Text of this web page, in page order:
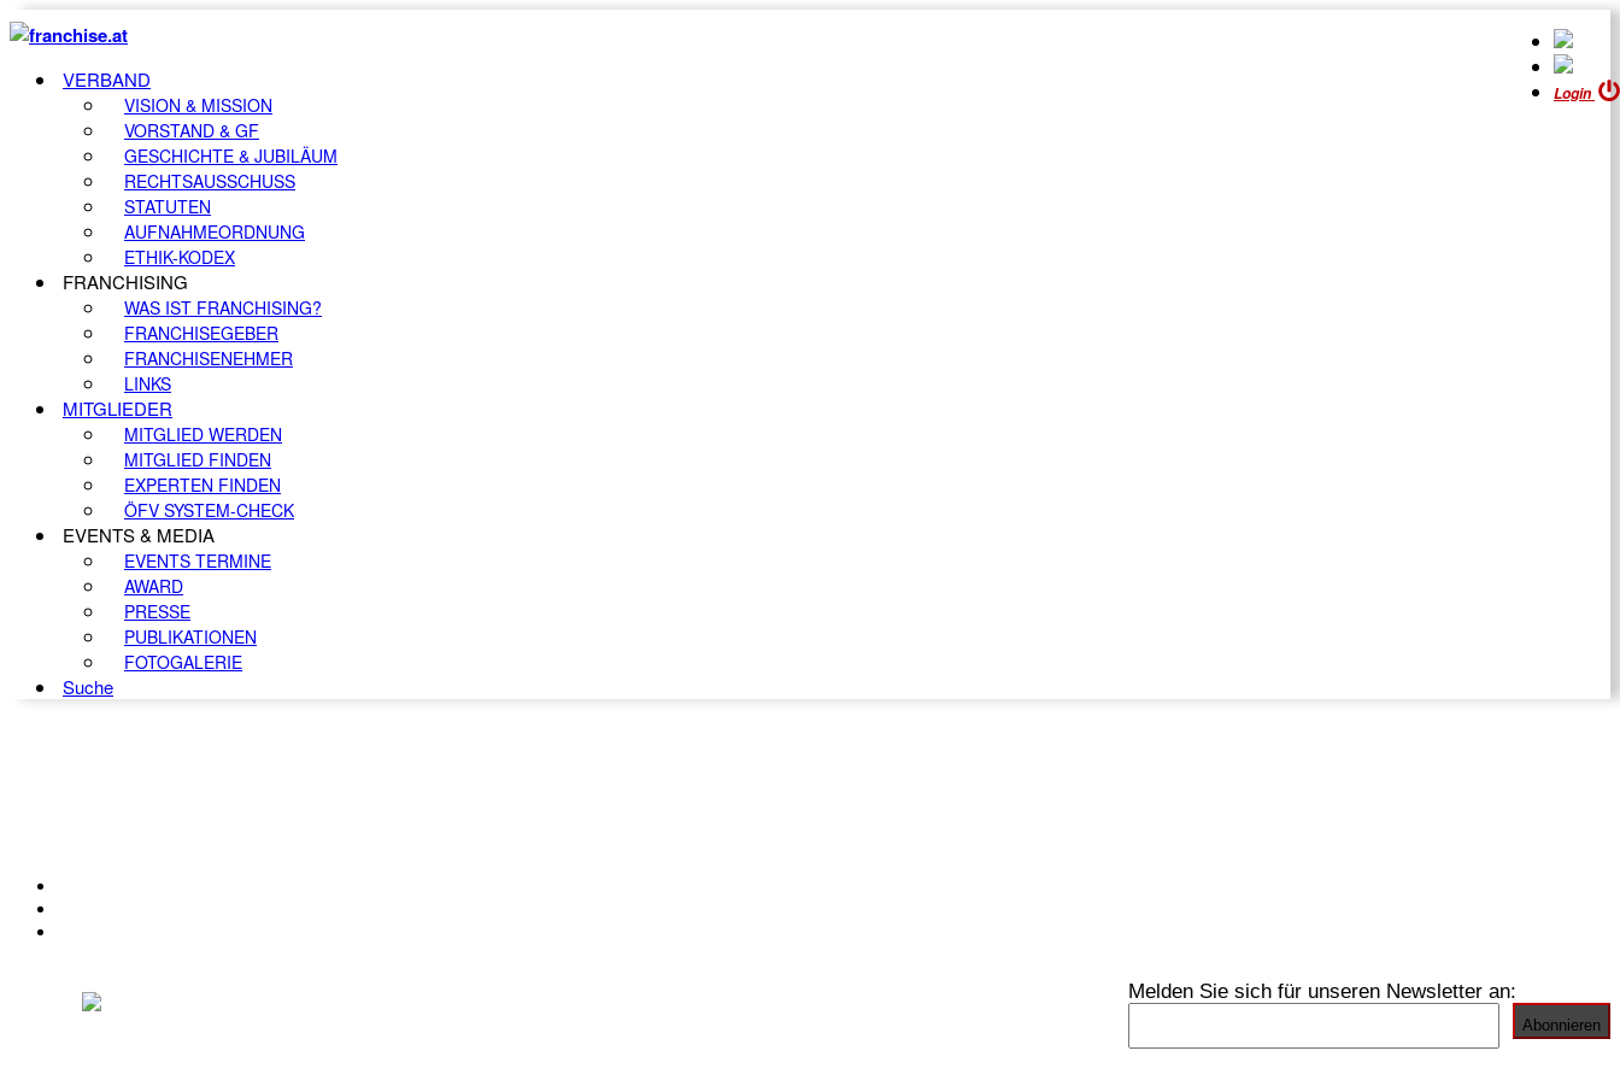
Login
VERBAND
VISION & MISSION
VORSTAND & GF
GESCHICHTE & JUBILÄUM
RECHTSAUSSCHUSS
STATUTEN
AUFNAHMEORDNUNG
ETHIK-KODEX
FRANCHISING
WAS IST FRANCHISING?
FRANCHISEGEBER
FRANCHISENEHMER
LINKS
MITGLIEDER
MITGLIED WERDEN
MITGLIED FINDEN
EXPERTEN FINDEN
ÖFV SYSTEM-CHECK
EVENTS & MEDIA
EVENTS TERMINE
AWARD
PRESSE
PUBLIKATIONEN
FOTOGALERIE
Suche
Melden Sie sich für unseren Newsletter an: